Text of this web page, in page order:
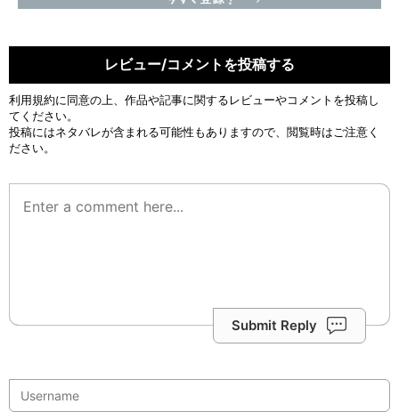
レビュー/コメントを投稿する
利用規約に同意の上、作品や記事に関するレビューやコメントを投稿し
てください。
投稿にはネタバレが含まれる可能性もありますので、閲覧時はご注意く
ださい。
Submit Reply